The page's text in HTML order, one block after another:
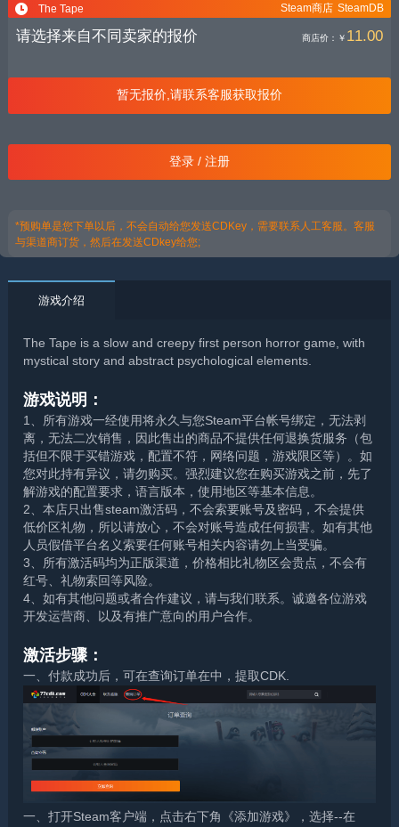
The Tape SteamDB
Steam商店
请选择来自不同卖家的报价 商店价： ￥ 11.00
暂无报价,请联系客服获取报价
登录 / 注册
*预购单是您下单以后，不会自动给您发送CDKey，需要联系人工客服。客服
与渠道商订货，然后在发送CDkey给您;
游戏介绍
The Tape is a slow and creepy first person horror game, with
mystical story and abstract psychological elements.
游戏说明：
1、所有游戏一经使用将永久与您Steam平台帐号绑定，无法剥
离，无法二次销售，因此售出的商品不提供任何退换货服务（包
括但不限于买错游戏，配置不符，网络问题，游戏限区等）。如
您对此持有异议，请勿购买。强烈建议您在购买游戏之前，先了
解游戏的配置要求，语言版本，使用地区等基本信息。
2、本店只出售steam激活码，不会索要账号及密码，不会提供
低价区礼物，所以请放心，不会对账号造成任何损害。如有其他
人员假借平台名义索要任何账号相关内容请勿上当受骗。
3、所有激活码均为正版渠道，价格相比礼物区会贵点，不会有
红号、礼物索回等风险。
4、如有其他问题或者合作建议，请与我们联系。诚邀各位游戏
开发运营商、以及有推广意向的用户合作。
激活步骤：
一、付款成功后，可在查询订单在中，提取CDK.
一、打开Steam客户端，点击右下角《添加游戏》，选择--在